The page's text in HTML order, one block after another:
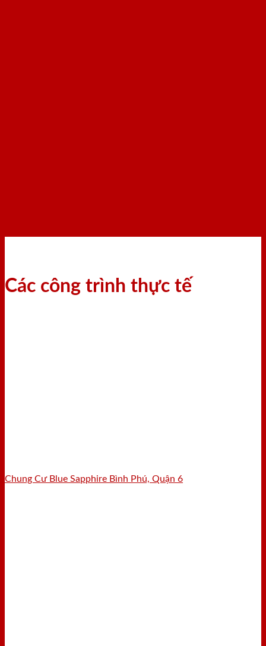
Các công trình thực tế
Chung Cư Blue Sapphire Bình Phú, Quận 6